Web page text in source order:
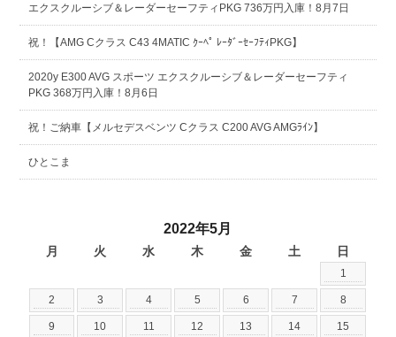
エクスクルーシブ＆レーダーセーフティPKG 736万円入庫！8月7日
祝！【AMG Cクラス C43 4MATIC ｸｰﾍﾟ ﾚｰﾀﾞｰｾｰﾌﾃｨPKG】
2020y E300 AVG スポーツ エクスクルーシブ＆レーダーセーフティ
PKG 368万円入庫！8月6日
祝！ご納車【メルセデスベンツ Cクラス C200 AVG AMGﾗｲﾝ】
ひとこま
2022年5月
月 火 水 木 金 土 日
1
2 3 4 5 6 7 8
9 10 11 12 13 14 15